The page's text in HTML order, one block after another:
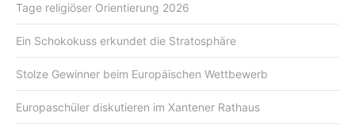
Tage religiöser Orientierung 2026
Ein Schokokuss erkundet die Stratosphäre
Stolze Gewinner beim Europäischen Wettbewerb
Europaschüler diskutieren im Xantener Rathaus